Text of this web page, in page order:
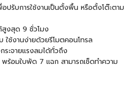
ปรับการใช้งานเป็นตั้งพื้น หรือตั้งโต๊ะตาม
สูงสุด 9 ชั่วโมง
ใช้งานง่ายด้วยรีโมตคอนโทรล
ระจายแรงลมได้ทั่วถึง
ร้อมใบพัด 7 แฉก สามารถเช็ดทำความ